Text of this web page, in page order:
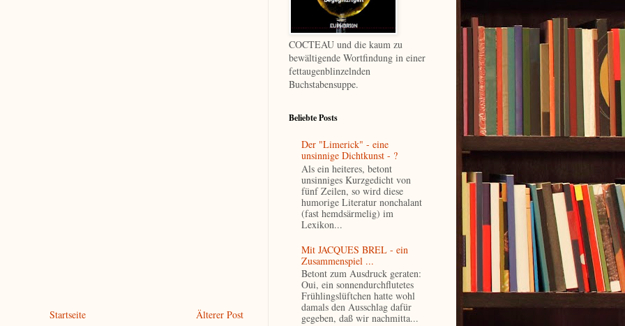
Älterer Post
Startseite
COCTEAU und die kaum zu
bewältigende Wortfindung in einer
fettaugenblinzelnden
Buchstabensuppe.
Beliebte Posts
Der "Limerick" - eine
unsinnige Dichtkunst - ?
Als ein heiteres, betont
unsinniges Kurzgedicht von
fünf Zeilen, so wird diese
humorige Literatur nonchalant
(fast hemdsärmelig) im
Lexikon...
Mit JACQUES BREL - ein
Zusammenspiel ...
Betont zum Ausdruck geraten:
Oui, ein sonnendurchflutetes
Frühlingslüftchen hatte wohl
damals den Ausschlag dafür
gegeben, daß wir nachmitta...